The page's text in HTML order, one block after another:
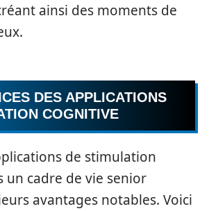
ainsi des moments de
DES APPLICATIONS
COGNITIVE
de stimulation
un cadre de vie senior
avantages notables. Voici